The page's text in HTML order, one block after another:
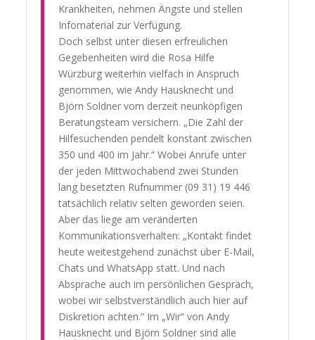
Krankheiten, nehmen Ängste und stellen
Infomaterial zur Verfügung.
Doch selbst unter diesen erfreulichen
Gegebenheiten wird die Rosa Hilfe
Würzburg weiterhin vielfach in Anspruch
genommen, wie Andy Hausknecht und
Björn Soldner vom derzeit neunköpfigen
Beratungsteam versichern. „Die Zahl der
Hilfesuchenden pendelt konstant zwischen
350 und 400 im Jahr.“ Wobei Anrufe unter
der jeden Mittwochabend zwei Stunden
lang besetzten Rufnummer (09 31) 19 446
tatsächlich relativ selten geworden seien.
Aber das liege am veränderten
Kommunikationsverhalten: „Kontakt findet
heute weitestgehend zunächst über E-Mail,
Chats und WhatsApp statt. Und nach
Absprache auch im persönlichen Gespräch,
wobei wir selbstverständlich auch hier auf
Diskretion achten.“ Im „Wir“ von Andy
Hausknecht und Björn Soldner sind alle